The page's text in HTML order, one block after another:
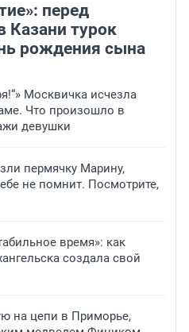
перед
Казани турок
рождения сына
Москвичка исчезла
Что произошло в
девушки
пермячку Марину,
не помнит. Посмотрите,
время»: как
создала свой
на цепи в Приморье,